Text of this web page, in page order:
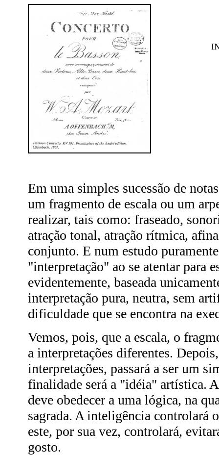
Em uma simples sucessão de
um fragmento de escala ou um
realizar, tais como: fraseado,
atração tonal, atração rítmica,
conjunto. E num estudo
"interpretação" ao se atentar para
evidentemente, baseada
interpretação pura, neutra, sem
dificuldade que se encontra na
Vemos, pois, que a escala, o
a interpretações diferentes.
interpretações, passará a ser um
finalidade será a "idéia" artística.
deve obedecer a uma lógica, na
sagrada. A inteligência controlará
este, por sua vez, controlará,
gosto.